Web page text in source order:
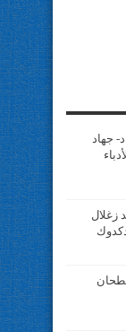
جهاد
زغلال
دكدوك